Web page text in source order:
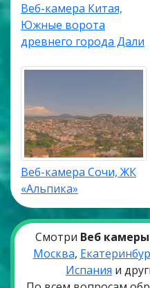
Веб-камера Китая,
Южные ворота
древнего города Дали
Веб-камера Сочи, ЖК
«Альпика»
Смотри Веб
Москва,
Испания и